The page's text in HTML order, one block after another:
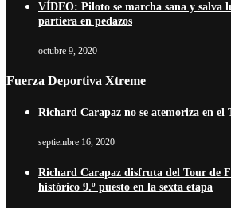
VÍDEO: Piloto se marcha sana y salva
partiera en pedazos
octubre 9, 2020
Fuerza Deportiva Xtreme
Richard Carapaz no se atemoriza en el
septiembre 16, 2020
Richard Carapaz disfruta del Tour de
histórico 9.º puesto en la sexta etapa